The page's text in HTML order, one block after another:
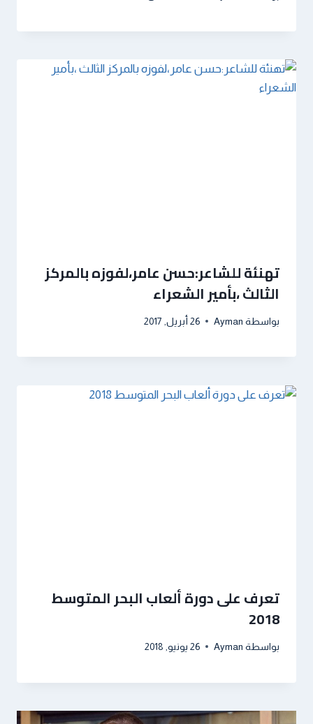
تهنئة للشاعر:حسن عامر،لفوزه بالمركز
الثالث ،بأمير الشعراء
بواسطة Ayman 26 أبريل, 2017
تعرف على دورة ألعاب البحر المتوسط
2018
بواسطة Ayman 26 يونيو, 2018